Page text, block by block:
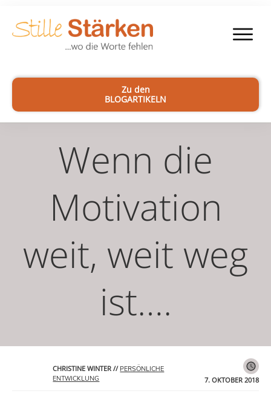
Zu den
BLOGARTIKELN
Wenn die
Motivation
weit, weit weg
ist….
CHRISTINE WINTER // PERSÖNLICHE
ENTWICKLUNG
7. OKTOBER 2018